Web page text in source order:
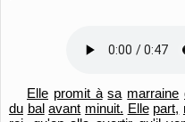
Elle promit à sa marraine
du bal avant minuit. Elle part,